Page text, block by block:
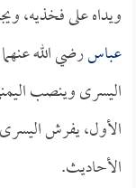
ويداه على فخذيه،
عباسرضي الله
اليسرى وينصب
الأول، يفرش
الأحاديث.